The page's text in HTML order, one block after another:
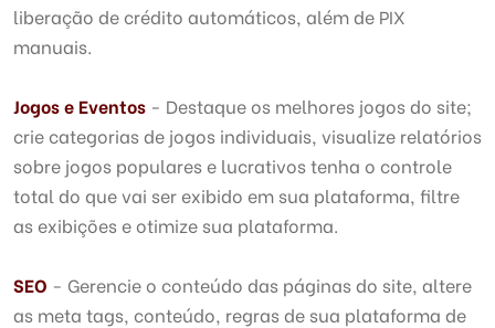
liberação de crédito automáticos, além de PIX
manuais.
Jogos e Eventos - Destaque os melhores jogos do site;
crie categorias de jogos individuais, visualize relatórios
sobre jogos populares e lucrativos tenha o controle
total do que vai ser exibido em sua plataforma, filtre
as exibições e otimize sua plataforma.
SEO - Gerencie o conteúdo das páginas do site, altere
as meta tags, conteúdo, regras de sua plataforma de